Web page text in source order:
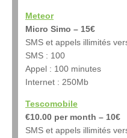
Meteor
Micro Simo – 15€
SMS et appels illimités
SMS : 100
Appel : 100 minutes
Internet : 250Mb
Tescomobile
€10.00 per month – 10€
SMS et appels illimités